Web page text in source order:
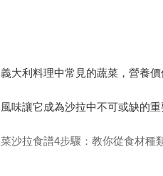
義大利料理中常見的蔬菜，營養
味讓它成為沙拉中不可或缺的
沙拉食譜4步驟：教你從食材種